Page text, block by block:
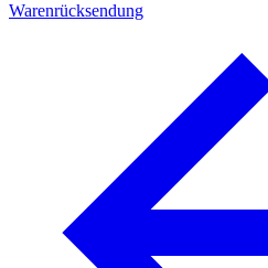
Warenrücksendung